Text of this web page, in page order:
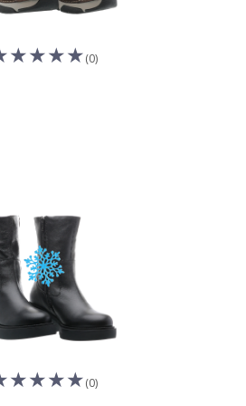
(0)
(0)